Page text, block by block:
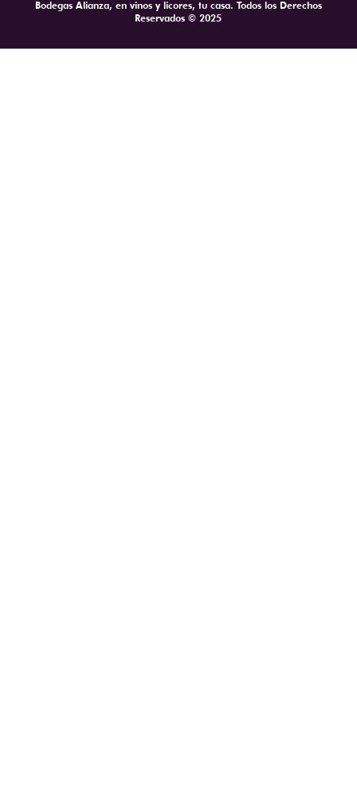
Bodegas Alianza, en vinos y licores, tu casa. Todos los Derechos
Reservados © 2025